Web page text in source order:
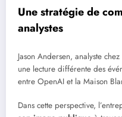
Une stratégie de
analystes
Jason Andersen, analyste
une lecture différente des
entre OpenAI et la Maison
Dans cette perspective,